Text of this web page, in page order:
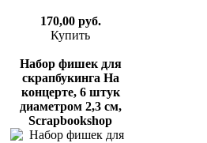
170,00 руб.
Купить
Набор фишек для
скрапбукинга На
концерте, 6 штук
диаметром 2,3 см,
Scrapbookshop